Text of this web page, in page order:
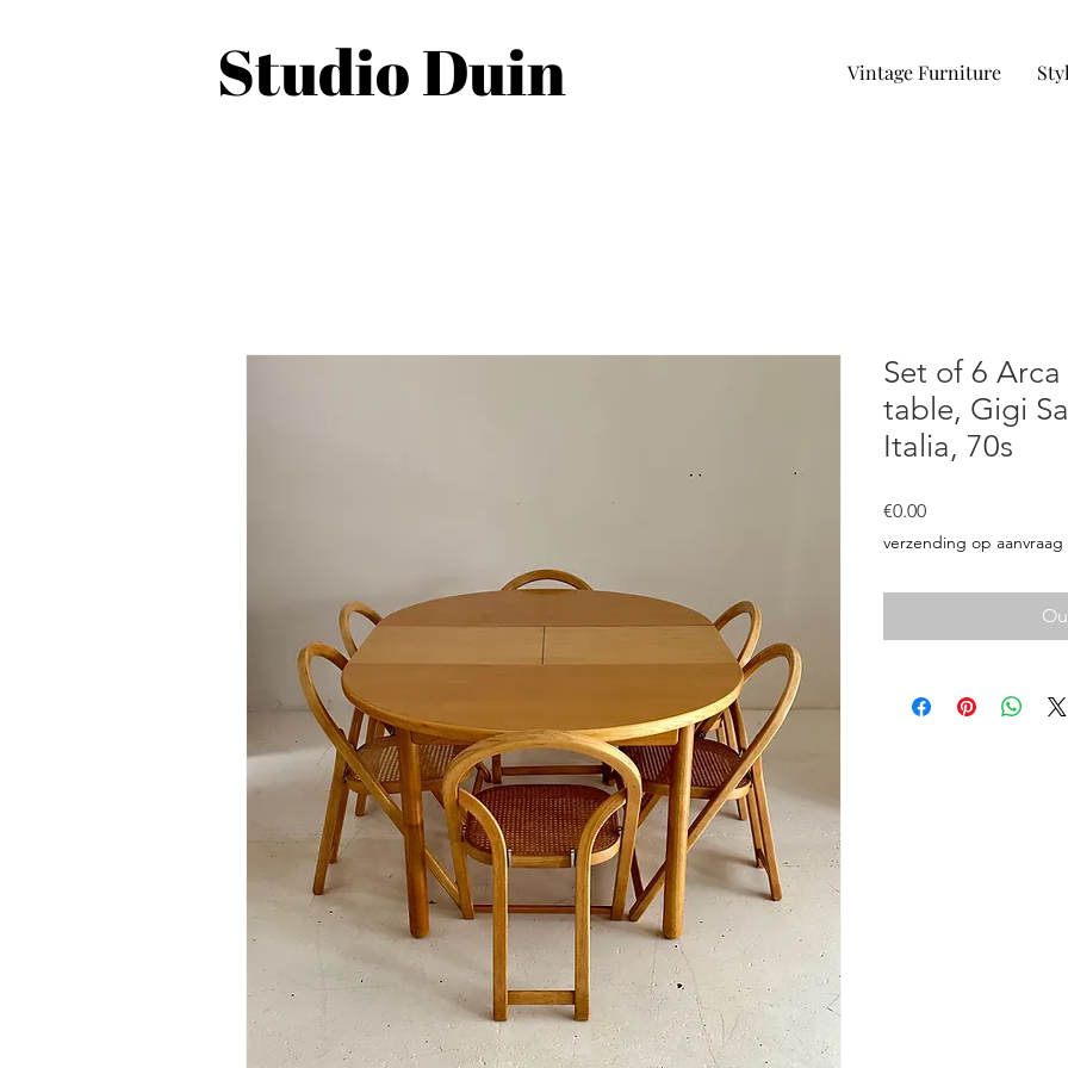
Vintage Furniture
Studio Duin
Set of 6
table, Gigi
Italia, 70s
€0.00Price
verzending op aanvraag